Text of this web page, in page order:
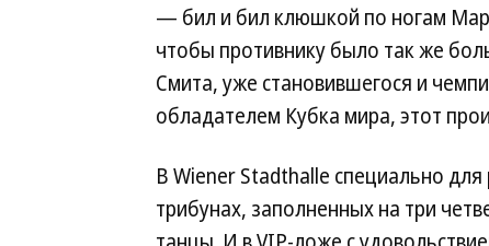
— бил и бил клюшкой по ногам
чтобы противнику было так же
Смита, уже становившегося и
обладателем Кубка мира, этот
В Wiener Stadthalle специально
трибунах, заполненных на три